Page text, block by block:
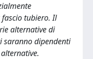
tubiero. Il
alternative di
saranno dipendenti